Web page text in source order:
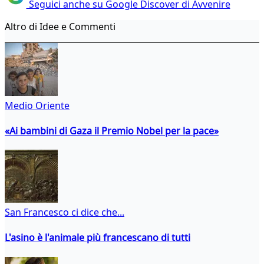
Seguici anche su Google Discover di Avvenire
Altro di Idee e Commenti
Medio Oriente
«Ai bambini di Gaza il Premio Nobel per la pace»
San Francesco ci dice che...
L'asino è l'animale più francescano di tutti